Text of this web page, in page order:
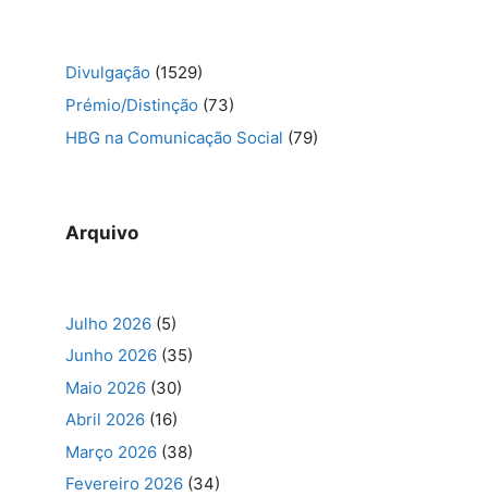
Divulgação (1529)
Prémio/Distinção (73)
HBG na Comunicação Social (79)
Arquivo
Julho 2026 (5)
Junho 2026 (35)
Maio 2026 (30)
Abril 2026 (16)
Março 2026 (38)
Fevereiro 2026 (34)